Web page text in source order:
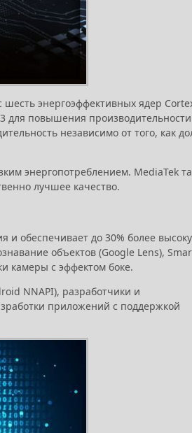
энергоэффективных ядер
для повышения
независимо от того, как
энергопотреблением. MediaTek
лучшее качество.
обеспечивает до 30% более
объектов (Google Lens),
камеры с эффектом боке.
NNAPI), разработчики и
приложений с поддержкой